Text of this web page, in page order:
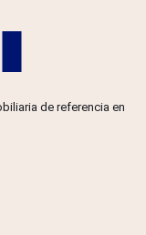
de referencia en